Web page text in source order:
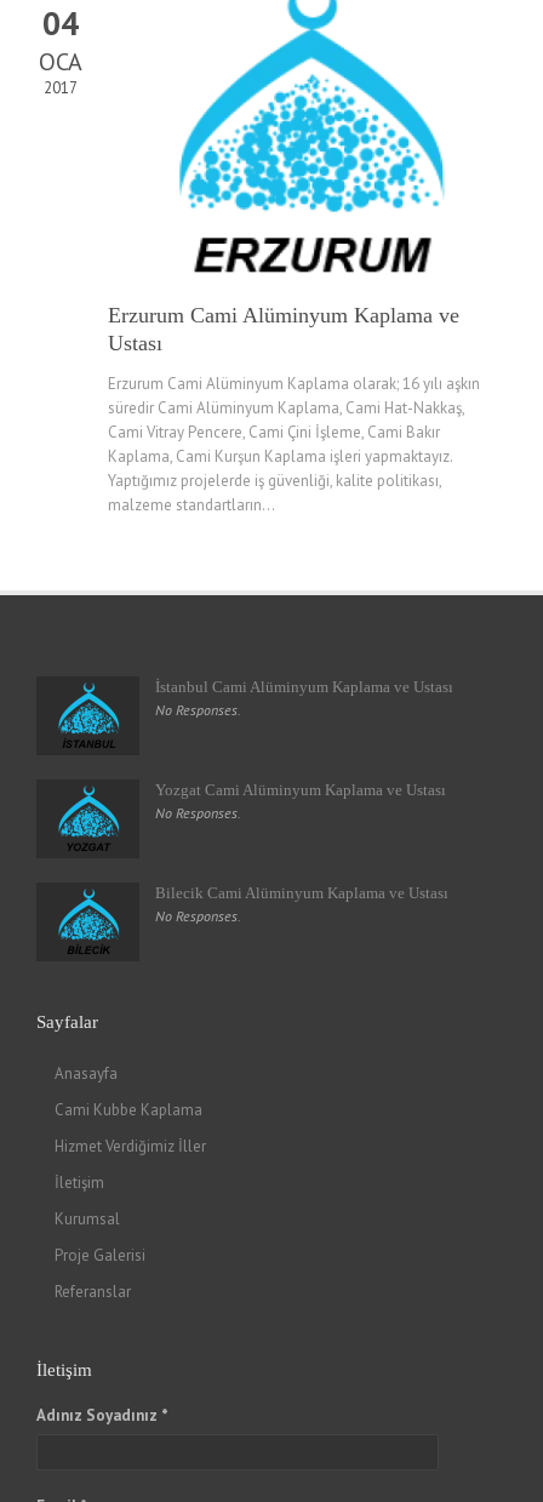
04
OCA
2017
Erzurum Cami Alüminyum Kaplama ve
Ustası
Erzurum Cami Alüminyum Kaplama olarak; 16 yılı aşkın
süredir Cami Alüminyum Kaplama, Cami Hat-Nakkaş,
Cami Vitray Pencere, Cami Çini İşleme, Cami Bakır
Kaplama, Cami Kurşun Kaplama işleri yapmaktayız.
Yaptığımız projelerde iş güvenliği, kalite politikası,
malzeme standartların...
İstanbul Cami Alüminyum Kaplama ve Ustası
No Responses.
Yozgat Cami Alüminyum Kaplama ve Ustası
No Responses.
Bilecik Cami Alüminyum Kaplama ve Ustası
No Responses.
Sayfalar
Anasayfa
Cami Kubbe Kaplama
Hizmet Verdiğimiz İller
İletişim
Kurumsal
Proje Galerisi
Referanslar
İletişim
Adınız Soyadınız *